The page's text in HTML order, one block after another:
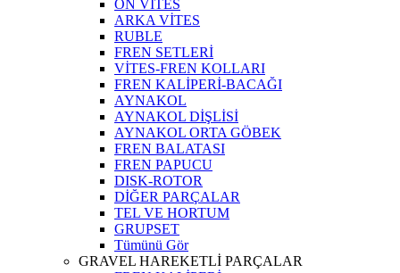
ÖN VİTES
ARKA VİTES
RUBLE
FREN SETLERİ
VİTES-FREN KOLLARI
FREN KALİPERİ-BACAĞI
AYNAKOL
AYNAKOL DİŞLİSİ
AYNAKOL ORTA GÖBEK
FREN BALATASI
FREN PAPUCU
DISK-ROTOR
DİĞER PARÇALAR
TEL VE HORTUM
GRUPSET
Tümünü Gör
GRAVEL HAREKETLİ PARÇALAR